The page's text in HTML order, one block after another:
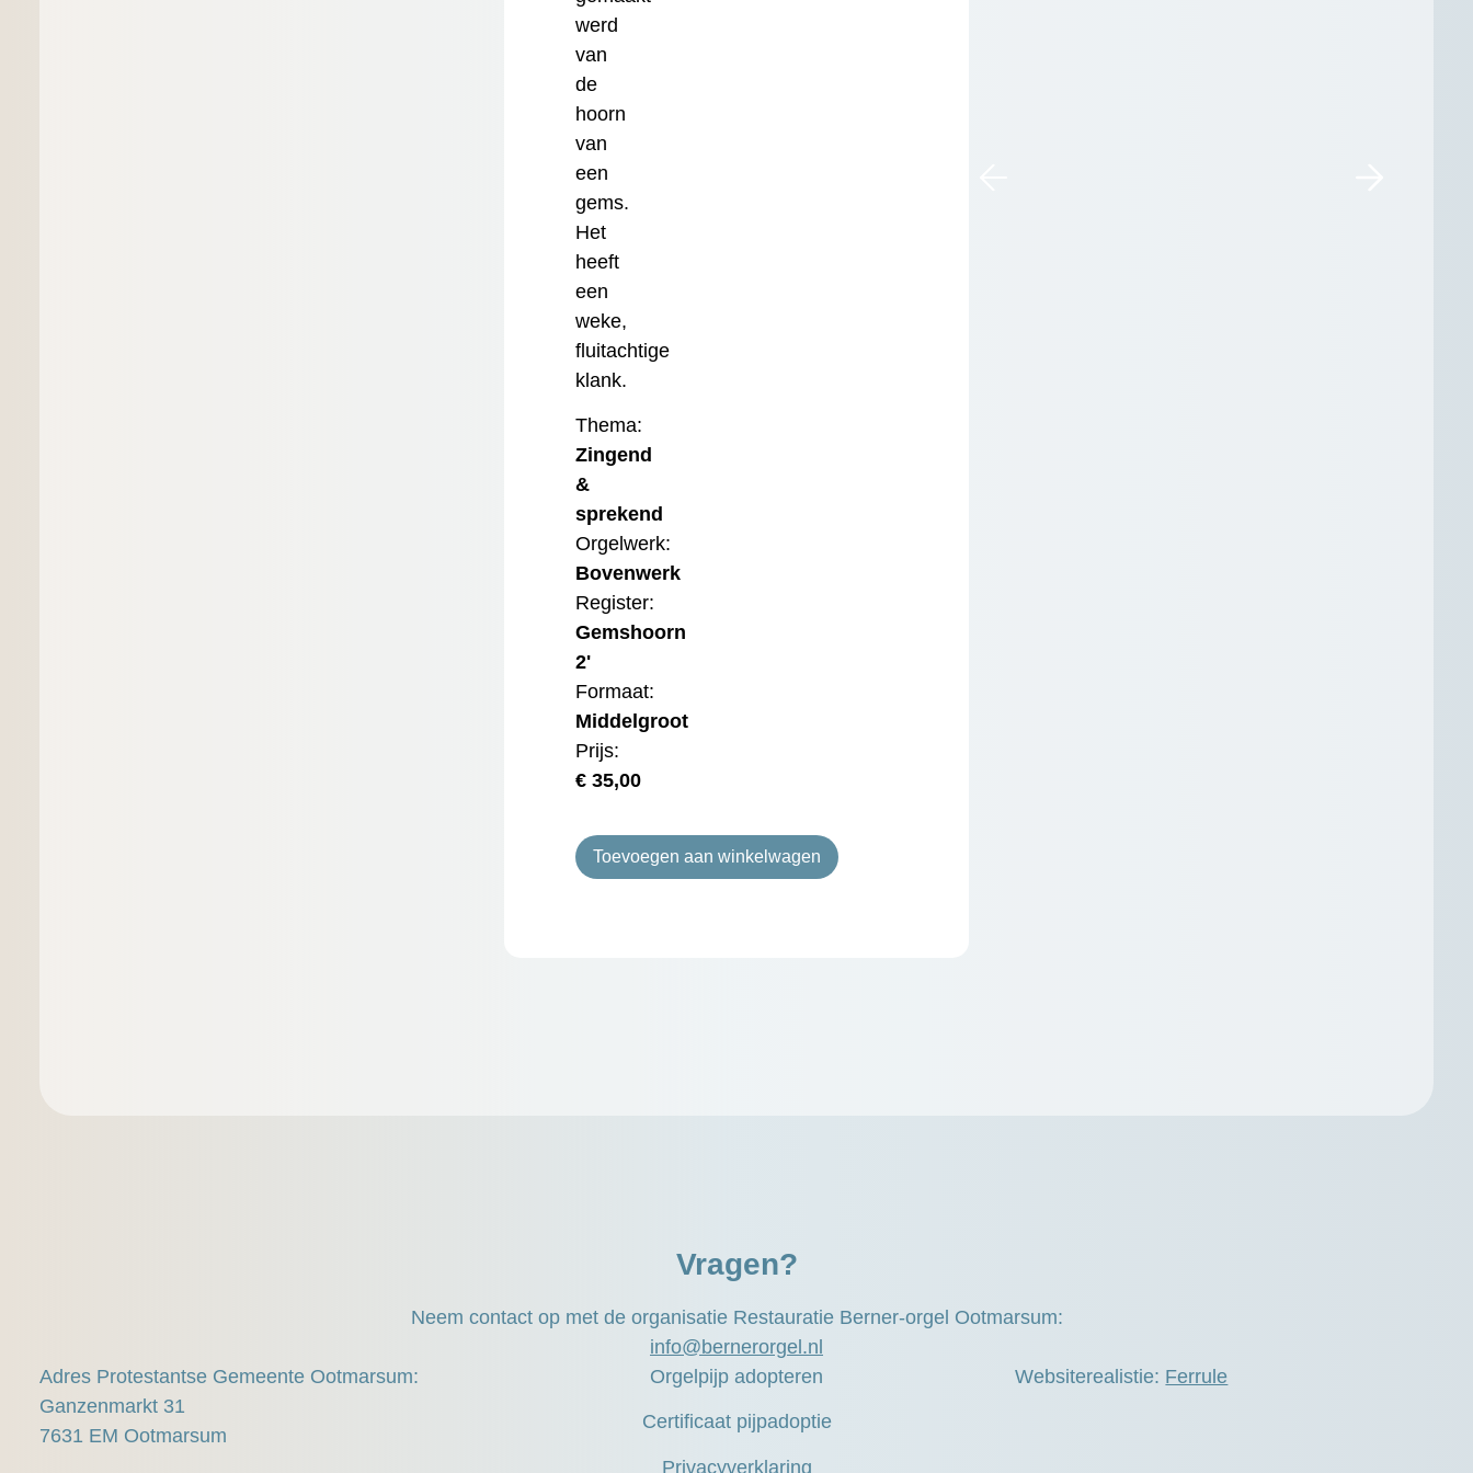
werd
van
de
hoorn
van
een
gems.
Het
heeft
een
weke,
fluitachtige
klank.
Thema:
Zingend
&
sprekend
Orgelwerk:
Bovenwerk
Register:
Gemshoorn
2'
Formaat:
Middelgroot
Prijs:
€ 35,00
Toevoegen aan winkelwagen
Vragen?
Neem contact op met de organisatie Restauratie Berner-orgel Ootmarsum:
info@bernerorgel.nl
Adres Protestantse Gemeente Ootmarsum:
Ganzenmarkt 31
7631 EM Ootmarsum
Orgelpijp adopteren
Certificaat pijpadoptie
Privacyverklaring
Websiterealistie: Ferrule